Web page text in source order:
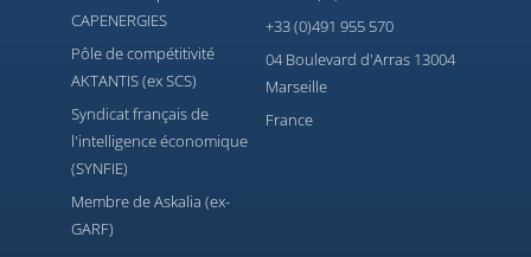
CAPENERGIES
Pôle de compétitivité
AKTANTIS (ex SCS)
Syndicat français de
l'intelligence économique
(SYNFIE)
Membre de Askalia (ex-
GARF)
+33 (0)491 955 570
04 Boulevard d'Arras 13004
Marseille
France